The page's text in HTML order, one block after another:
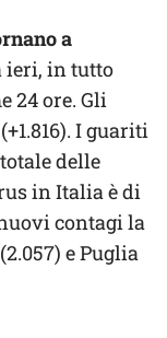
a
ieri, in tutto
24 ore. Gli
I guariti
delle
in Italia è di
contagi la
e Puglia